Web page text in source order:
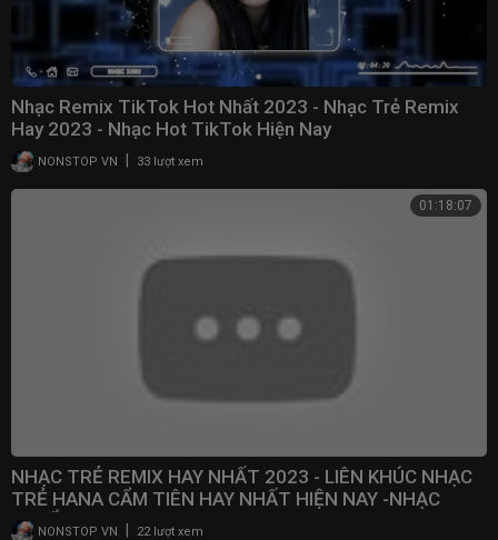
Nhạc Remix TikTok Hot Nhất 2023 - Nhạc Trẻ Remix
Hay 2023 - Nhạc Hot TikTok Hiện Nay
NONSTOP VN 33 lượt xem
01:18:07
NHẠC TRẺ REMIX HAY NHẤT 2023 - LIÊN KHÚC NHẠC
TRẺ HANA CẨM TIÊN HAY NHẤT HIỆN NAY -NHẠC
TUYỂN CHỌN
NONSTOP VN | 22 lượt xem